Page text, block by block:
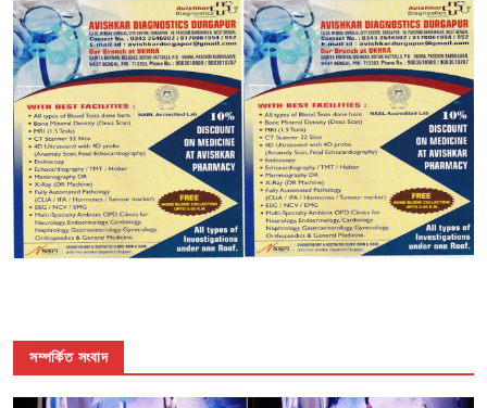
সম্পর্কিত সংবাদ